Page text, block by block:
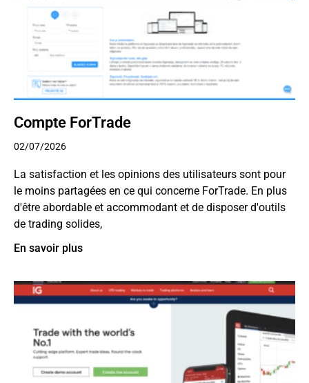
Compte ForTrade
02/07/2026
La satisfaction et les opinions des utilisateurs sont pour
le moins partagées en ce qui concerne ForTrade. En plus
d'être abordable et accommodant et de disposer d'outils
de trading solides,
En savoir plus